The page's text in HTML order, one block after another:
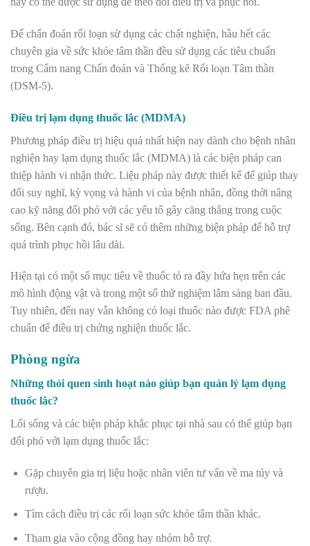
Để chẩn đoán rối loạn sử dụng các chất nghiện, hầu hết các
chuyên gia về sức khỏe tâm thần đều sử dụng các tiêu chuẩn
trong Cẩm nang Chẩn đoán và Thống kê Rối loạn Tâm thần
(DSM-5).
Điều trị lạm dụng thuốc lắc (MDMA)
Phương pháp điều trị hiệu quả nhất hiện nay dành cho bệnh nhân
nghiện hay lạm dụng thuốc lắc (MDMA) là các biện pháp can
thiệp hành vi nhận thức. Liệu pháp này được thiết kế để giúp thay
đổi suy nghĩ, kỳ vọng và hành vi của bệnh nhân, đồng thời nâng
cao kỹ năng đối phó với các yếu tố gây căng thẳng trong cuộc
sống. Bên cạnh đó, bác sĩ sẽ có thêm những biện pháp để hỗ trợ
quá trình phục hồi lâu dài.
Hiện tại có một số mục tiêu về thuốc tỏ ra đầy hứa hẹn trên các
mô hình động vật và trong một số thử nghiệm lâm sàng ban đầu.
Tuy nhiên, đến nay vẫn không có loại thuốc nào được FDA phê
chuẩn để điều trị chứng nghiện thuốc lắc.
Phòng ngừa
Những thói quen sinh hoạt nào giúp bạn quản lý lạm dụng
thuốc lắc?
Lối sống và các biện pháp khắc phục tại nhà sau có thể giúp bạn
đối phó với lạm dụng thuốc lắc:
Gặp chuyên gia trị liệu hoặc nhân viên tư vấn về ma túy và
rượu.
Tìm cách điều trị các rối loạn sức khỏe tâm thần khác.
Tham gia vào cộng đồng hay nhóm hỗ trợ.